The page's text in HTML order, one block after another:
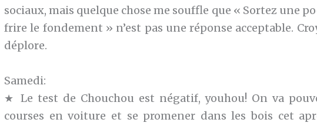
sociaux, mais quelque chose me souffle que « Sortez une
frire le fondement » n’est pas une réponse acceptable.
déplore.
Samedi:
★ Le test de Chouchou est négatif, youhou! On va
courses en voiture et se promener dans les bois cet